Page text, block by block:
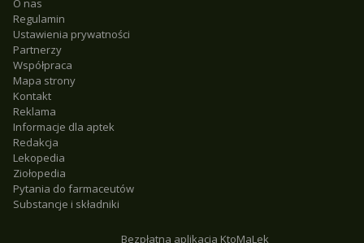
O nas
Regulamin
Ustawienia prywatności
Partnerzy
Współpraca
Mapa strony
Kontakt
Reklama
Informacje dla aptek
Redakcja
Lekopedia
Ziołopedia
Pytania do farmaceutów
Substancje i składniki
Bezpłatna aplikacja KtoMaLek